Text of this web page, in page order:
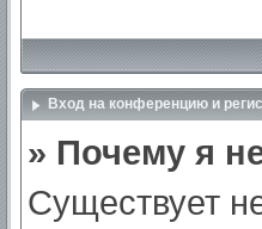
Вход на конференцию и
» Почему я
Существует